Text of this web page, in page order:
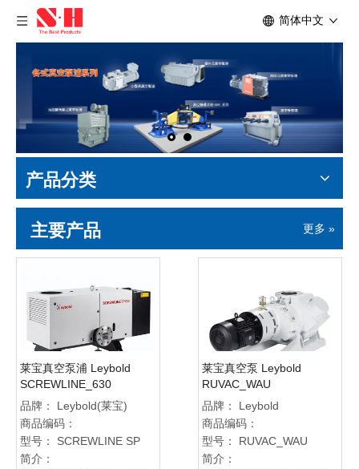
简体中文
产品分类
主要产品
更多 »
莱宝真空泵浦 Leybold
SCREWLINE_630
品牌：
Leybold(莱宝)
商品编码：
型号：
SCREWLINE SP
简介：
莱宝真空泵 Leybold
RUVAC_WAU
品牌：
Leybold
商品编码：
型号：
RUVAC_WAU
简介：